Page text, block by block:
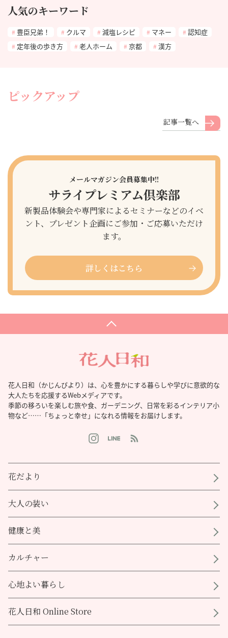
人気のキーワード
豊臣兄弟！ クルマ 減塩レシピ マネー
認知症
定年後の歩き方
老人ホーム 京都 漢方
ピックアップ
記事一覧へ
メールマガジン会員募集中!!
サライプレミアム倶楽部
新製品体験会や専門家によるセミナーなどのイベ
ント、プレゼント企画にご参加・ご応募いただけ
ます。
詳しくはこちら
花人日和（かじんびより）は、心を豊かにする暮らしや学びに意欲的な
大人たちを応援するWebメディアです。
季節の移ろいを楽しむ旅や食、ガーデニング、日常を彩るインテリア小
物など……「ちょっと幸せ」になれる情報をお届けします。
花だより
大人の装い
健康と美
カルチャー
心地よい暮らし
花人日和 Online Store